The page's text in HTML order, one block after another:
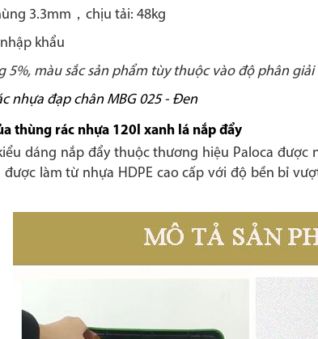
3.3mm，chịu tải: 48kg
khẩu
5%, màu sắc sản phẩm tùy thuộc vào độ phân
nhựa đạp chân MBG 025 - Đen
thùng rác nhựa 120l xanh lá nắp đẩy
dáng nắp đẩy thuộc thương hiệu Paloca
làm từ nhựa HDPE cao cấp với độ bền bỉ